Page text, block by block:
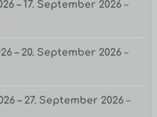
– 17. September 2026 –
– 20. September 2026 –
– 27. September 2026 –